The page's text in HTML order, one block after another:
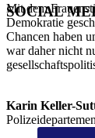
Mit dem
Demokratie
Chancen haben
war daher nicht
Karin Keller-
SOCIAL